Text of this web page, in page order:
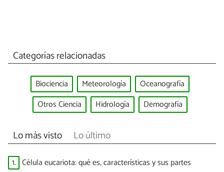
Categorías relacionadas
Biociencia Meteorología
Oceanografía
Otros Ciencia
Hidrología Demografía
Lo más visto Lo último
1. Célula eucariota: qué es, características y sus partes